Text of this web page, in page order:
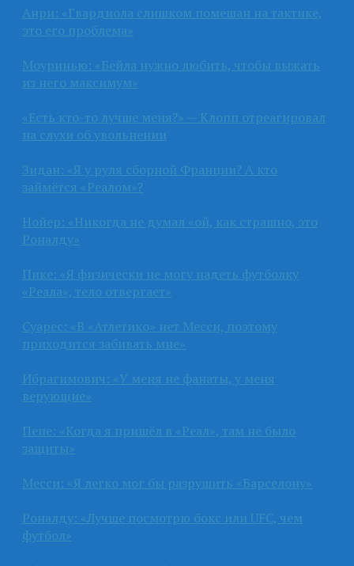
Анри: «Гвардиола слишком помешан на тактике,
это его проблема»
Моуринью: «Бейла нужно любить, чтобы выжать
из него максимум»
«Есть кто-то лучше меня?» — Клопп отреагировал
на слухи об увольнении
Зидан: «Я у руля сборной Франции? А кто
займётся «Реалом»?
Нойер: «Никогда не думал «ой, как страшно, это
Роналду»
Пике: «Я физически не могу надеть футболку
«Реала», тело отвергает»
Суарес: «В «Атлетико» нет Месси, поэтому
приходится забивать мне»
Ибрагимович: «У меня не фанаты, у меня
верующие»
Пепе: «Когда я пришёл в «Реал», там не было
защиты»
Месси: «Я легко мог бы разрушить «Барселону»
Роналду: «Лучше посмотрю бокс или UFC, чем
футбол»